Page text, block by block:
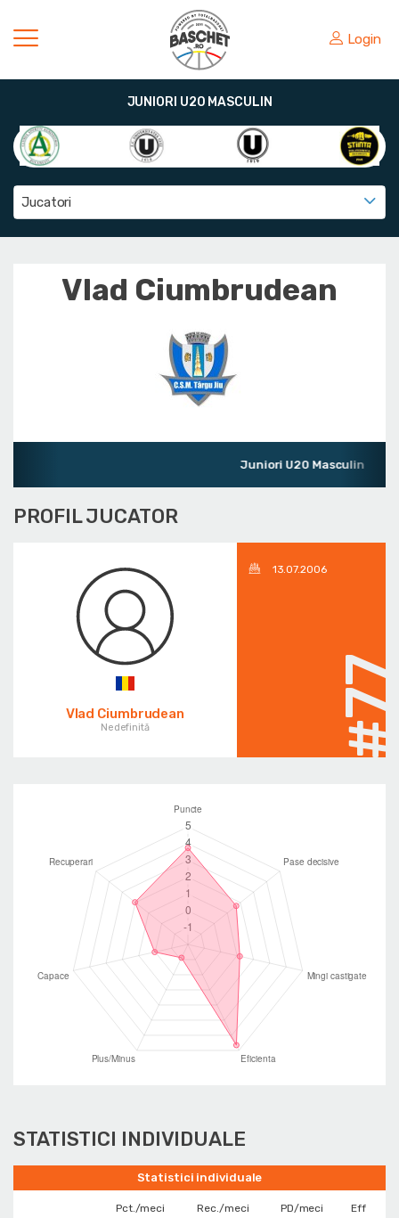
Login
JUNIORI U20 MASCULIN
Jucatori
Vlad Ciumbrudean
Juniori U20 Masculin
PROFIL JUCATOR
Vlad Ciumbrudean
Nedefinită
13.07.2006
STATISTICI INDIVIDUALE
Statistici individuale
Pct./meci Rec./meci PD/meci
Eff